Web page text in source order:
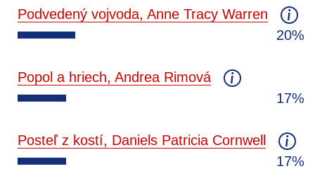
Podvedený vojvoda, Anne Tracy Warren
20%
Popol a hriech, Andrea Rimová
17%
Posteľ z kostí, Daniels Patricia Cornwell
17%